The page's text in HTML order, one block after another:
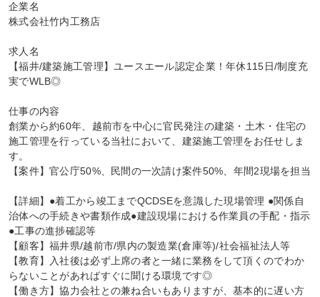
企業名
株式会社竹内工務店
求人名
【福井/建築施工管理】ユースエール認定企業！年休115日/制度充
実でWLB◎
仕事の内容
創業から約60年、越前市を中心に官民発注の建築・土木・住宅の
施工管理を行っている当社において、建築施工管理をお任せしま
す。
【案件】官公庁50%、民間の一次請け案件50%、年間2現場を担当
【詳細】●着工から竣工までQCDSEを意識した現場管理 ●関係自
治体への手続きや書類作成●建設現場における作業員の手配・指示
●工事の進捗確認等
【顧客】福井県/越前市/県内の製造業(倉庫等)/社会福祉法人等
【教育】入社後は必ず上席の者と一緒に業務をして頂くのでわか
らないことがあればすぐに聞ける環境です◎
【働き方】協力会社との兼ね合いもありますが、基本的に遅い方